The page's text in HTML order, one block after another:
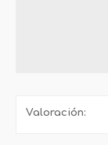
Valoración: